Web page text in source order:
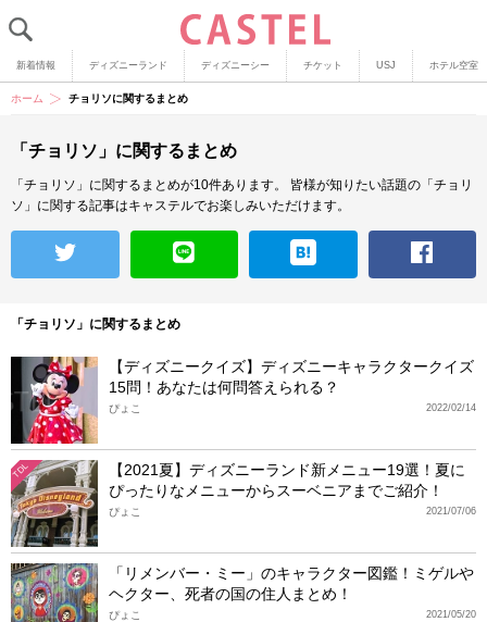
新着情報 ディズニーランド ディズニーシー チケット USJ ホテル空室
ホーム チョリソに関するまとめ
「チョリソ」に関するまとめ
「チョリソ」に関するまとめが10件あります。
皆様が知りたい話題の「チョリ
ソ」に関する記事はキャステルでお楽しみいただけます。
「チョリソ」に関するまとめ
【ディズニークイズ】ディズニーキャラクタークイズ
15問！あなたは何問答えられる？
2022/02/14
ぴょこ
TDL
【2021夏】ディズニーランド新メニュー19選！夏に
ぴったりなメニューからスーベニアまでご紹介！
2021/07/06
ぴょこ
「リメンバー・ミー」のキャラクター図鑑！ミゲルや
ヘクター、死者の国の住人まとめ！
2021/05/20
ぴょこ